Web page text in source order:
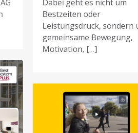
Dabei geht es nicht um
Bestzeiten oder
Leistungsdruck, sondern
gemeinsame Bewegung,
Motivation, […]